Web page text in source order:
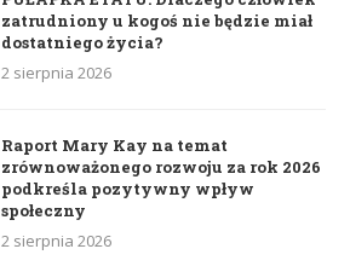
zatrudniony u kogoś nie będzie miał
dostatniego życia?
2 sierpnia 2026
Raport Mary Kay na temat
zrównoważonego rozwoju za rok 2026
podkreśla pozytywny wpływ
społeczny
2 sierpnia 2026